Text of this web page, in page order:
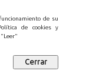
de su
de cookies y
"Leer"